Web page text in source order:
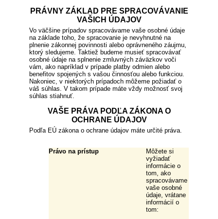
PRÁVNY ZÁKLAD PRE SPRACOVÁVANIE
VAŠICH ÚDAJOV
Vo väčšine prípadov spracovávame vaše osobné údaje
na základe toho, že spracovanie je nevyhnutné na
plnenie zákonnej povinnosti alebo oprávneného záujmu,
ktorý sledujeme. Taktiež budeme musieť spracovávať
osobné údaje na splnenie zmluvných záväzkov voči
vám, ako napríklad v prípade platby odmien alebo
benefitov spojených s vašou činnosťou alebo funkciou.
Nakoniec, v niektorých prípadoch môžeme požiadať o
váš súhlas. V takom prípade máte vždy možnosť svoj
súhlas stiahnuť.
VAŠE PRÁVA PODĽA ZÁKONA O
OCHRANE ÚDAJOV
Podľa EÚ zákona o ochrane údajov máte určité práva.
Právo na prístup
Môžete si
vyžiadať
informácie o
tom, ako
spracovávame
vaše osobné
údaje, vrátane
informácií o
tom: